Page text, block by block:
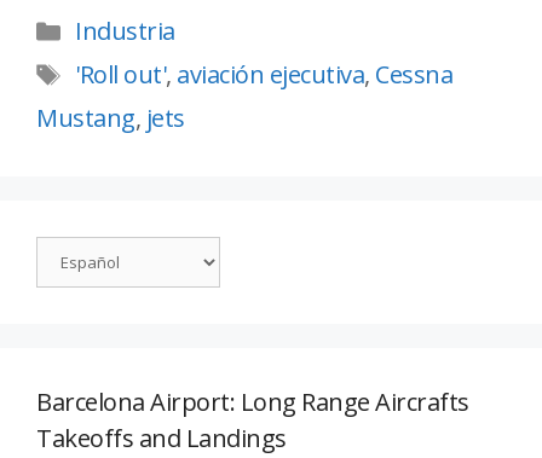
Industria
'Roll out', aviación ejecutiva, Cessna
Mustang, jets
Barcelona Airport: Long Range Aircrafts
Takeoffs and Landings